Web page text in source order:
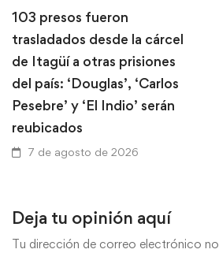
103 presos fueron
trasladados desde la cárcel
de Itagüí a otras prisiones
del país: ‘Douglas’, ‘Carlos
Pesebre’ y ‘El Indio’ serán
reubicados
7 de agosto de 2026
Deja tu opinión aquí
Tu dirección de correo electrónico